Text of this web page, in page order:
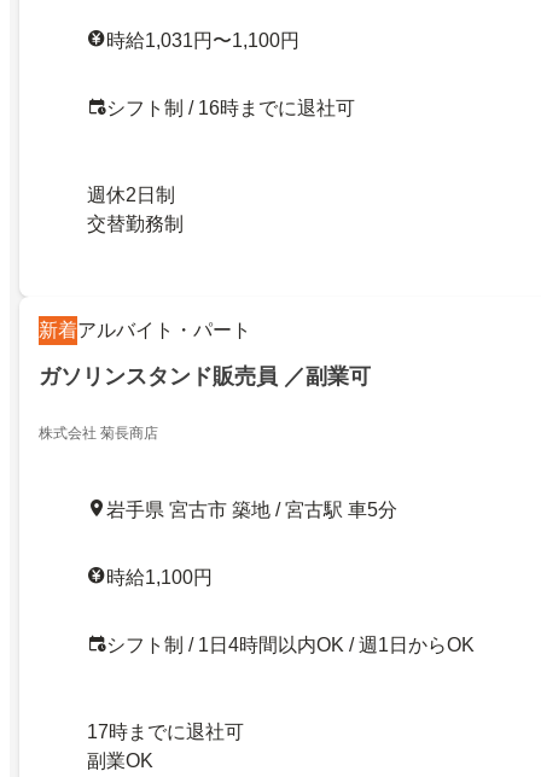
時給1,031円〜1,100円
シフト制 / 16時までに退社可
週休2日制
交替勤務制
新着アルバイト・パート
ガソリンスタンド販売員 ／副業可
株式会社 菊長商店
岩手県 宮古市 築地 / 宮古駅 車5分
時給1,100円
シフト制 / 1日4時間以内OK / 週1日からOK
17時までに退社可
副業OK